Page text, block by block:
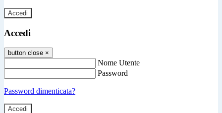
Accedi
Accedi
button close ×
Nome Utente
Password
Password dimenticata?